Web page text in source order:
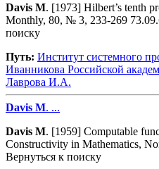
Davis M. [1973] Hilbert’s tenth
Monthly, 80, № 3, 233-269
поиску
Путь: Институт системного
Иванникова Роcсийской
Лаврова И.А.
Davis M. ...
Davis M. [1959] Computable
Constructivity in Mathematics,
Вернуться к поиску